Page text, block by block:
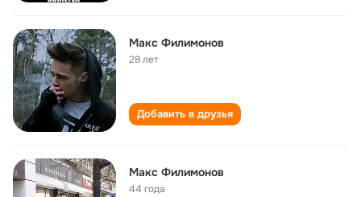
Макс Филимонов
28 лет
Добавить в друзья
Макс Филимонов
44 года